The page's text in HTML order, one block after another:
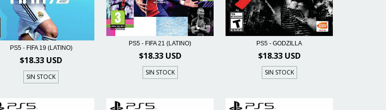
PS5 - FIFA 19 (LATINO)
$18.33 USD
SIN STOCK
PS5 - FIFA 21 (LATINO)
$18.33 USD
SIN STOCK
PS5 - GODZILLA
$18.33 USD
SIN STOCK